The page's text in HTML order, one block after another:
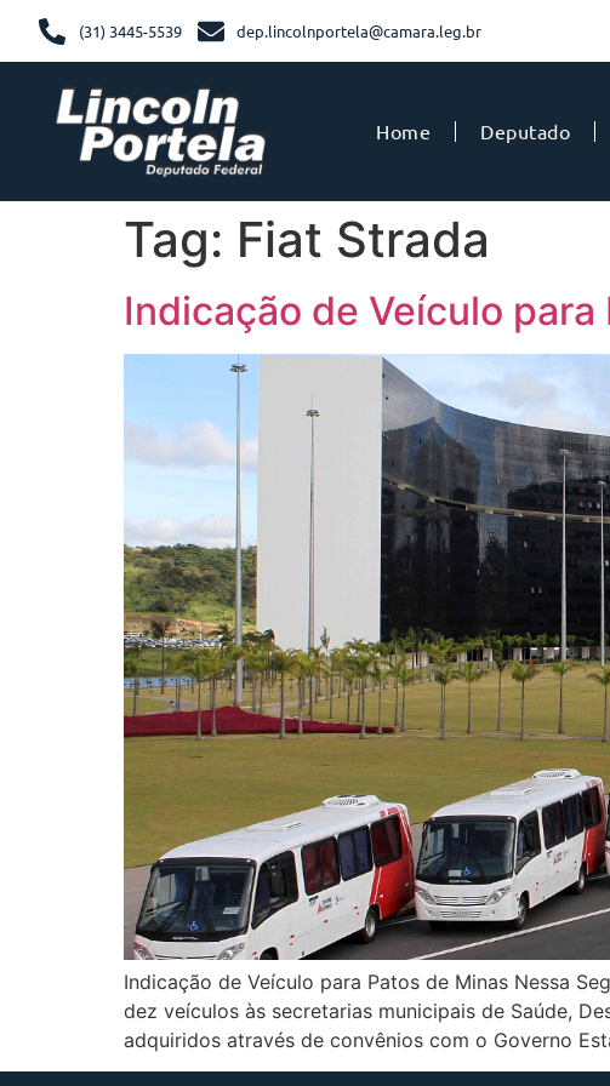
(31) 3445-5539 dep.lincolnportela@camara.leg.br
Home Deputado
Tag: Fiat Strada
Indicação de Veículo para
Indicação de Veículo para Patos de Minas Nessa
dez veículos às secretarias municipais de Saúde,
adquiridos através de convênios com o Governo